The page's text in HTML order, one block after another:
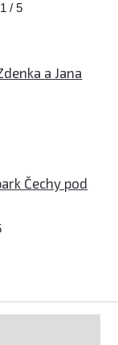
1 / 5
a Jana
Čechy pod